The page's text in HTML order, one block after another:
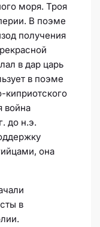
моря. Троя
В поэме
получения
в дар царь
в поэме
киприотского
война
до н.э.
она
в